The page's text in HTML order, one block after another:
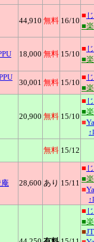
44,910 無料 16/10
■
■
18,000 無料 15/10
■
■
30,001 無料 15/10
■
■
20,900 無料 15/10
■
■
■
無料 15/12
28,600 あり 15/11
■
■
■
■
■
■